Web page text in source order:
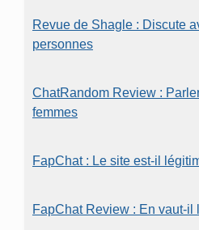
Revue de Shagle : Discute
personnes
ChatRandom Review :
femmes
FapChat : Le site est-il
FapChat Review : En vaut-il